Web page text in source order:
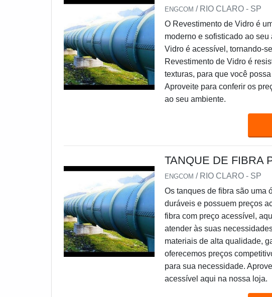
ENGCOM/ RIO CLARO - SP
O Revestimento de Vidro é
moderno e sofisticado ao
Vidro é acessível, tornando-
Revestimento de Vidro é
texturas, para que você
Aproveite para conferir os
ao seu ambiente.
TANQUE DE FIBRA
ENGCOM/ RIO CLARO - SP
Os tanques de fibra são uma
duráveis e possuem preços
fibra com preço acessível,
atender às suas
materiais de alta qualidade,
oferecemos preços
para sua necessidade.
acessível aqui na nossa loja.